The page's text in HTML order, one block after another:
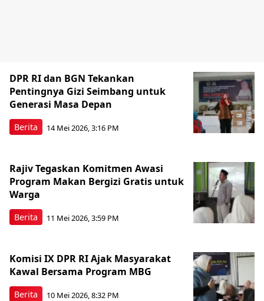
Berita
DPR RI dan BGN Tekankan
Pentingnya Gizi Seimbang untuk
Generasi Masa Depan
14 Mei 2026, 3:16 PM
Berita
Rajiv Tegaskan Komitmen Awasi
Program Makan Bergizi Gratis untuk
Warga
11 Mei 2026, 3:59 PM
Berita
Komisi IX DPR RI Ajak Masyarakat
Kawal Bersama Program MBG
10 Mei 2026, 8:32 PM